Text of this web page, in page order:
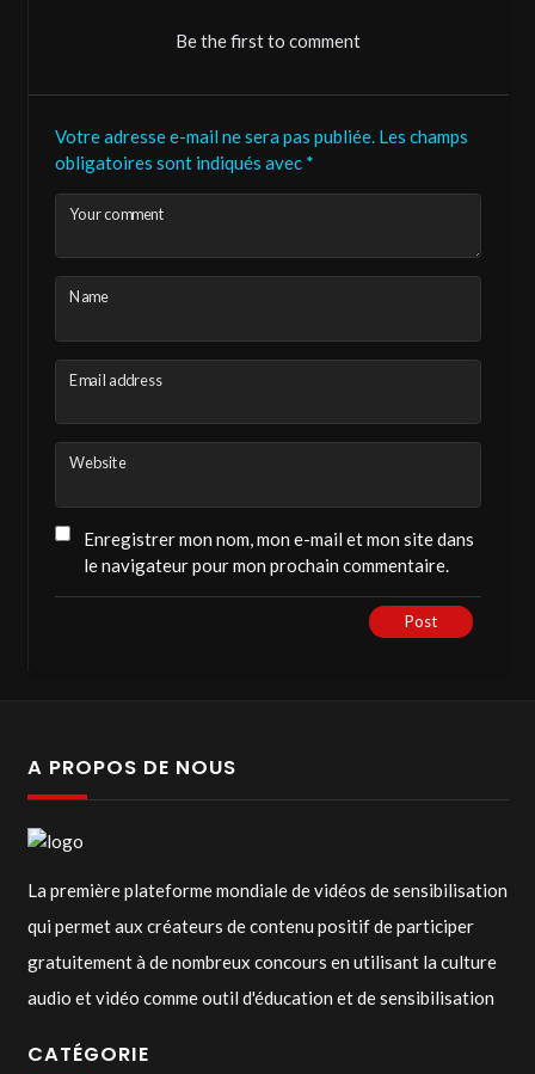
Votre adresse e-mail ne sera pas publiée. Les champs
obligatoires sont indiqués avec *
Your comment
Name
Email address
Website
Enregistrer mon nom, mon e-mail et mon site dans
le navigateur pour mon prochain commentaire.
Post
Be the first to comment
A PROPOS DE NOUS
La première plateforme mondiale de vidéos de sensibilisation
qui permet aux créateurs de contenu positif de participer
gratuitement à de nombreux concours en utilisant la culture
audio et vidéo comme outil d'éducation et de sensibilisation
CATÉGORIE